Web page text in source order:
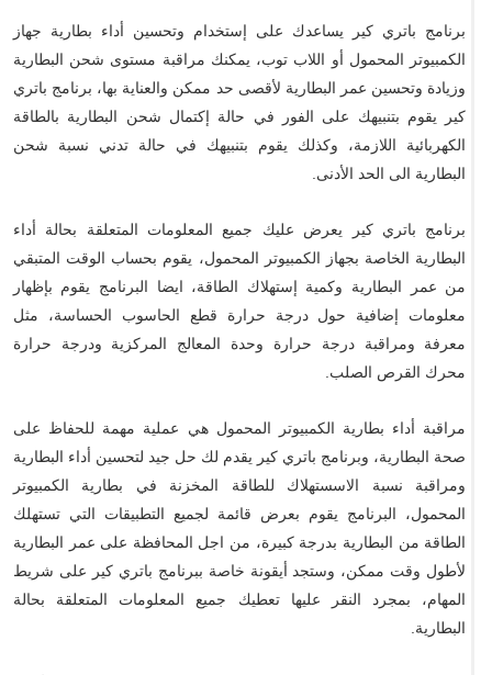
برنامج باتري كير يساعدك على إستخدام وتحسين أداء بطارية جهاز
الكمبيوتر المحمول أو اللاب توب، يمكنك مراقبة مستوى شحن البطارية
وزيادة وتحسين عمر البطارية لأقصى حد ممكن والعناية بها، برنامج باتري
كير يقوم بتنبيهك على الفور في حالة إكتمال شحن البطارية بالطاقة
الكهربائية اللازمة، وكذلك يقوم بتنبيهك في حالة تدني نسبة شحن
البطارية الى الحد الأدنى.
برنامج باتري كير يعرض عليك جميع المعلومات المتعلقة بحالة أداء
البطارية الخاصة بجهاز الكمبيوتر المحمول، يقوم بحساب الوقت المتبقي
من عمر البطارية وكمية إستهلاك الطاقة، ايضا البرنامج يقوم بإظهار
معلومات إضافية حول درجة حرارة قطع الحاسوب الحساسة، مثل
معرفة ومراقبة درجة حرارة وحدة المعالج المركزية ودرجة حرارة
محرك القرص الصلب.
مراقبة أداء بطارية الكمبيوتر المحمول هي عملية مهمة للحفاظ على
صحة البطارية، وبرنامج باتري كير يقدم لك حل جيد لتحسين أداء البطارية
ومراقبة نسبة الاسستهلاك للطاقة المخزنة في بطارية الكمبيوتر
المحمول، البرنامج يقوم بعرض قائمة لجميع التطبيقات التي تستهلك
الطاقة من البطارية بدرجة كبيرة، من اجل المحافظة على عمر البطارية
لأطول وقت ممكن، وستجد أيقونة خاصة ببرنامج باتري كير على شريط
المهام، بمجرد النقر عليها تعطيك جميع المعلومات المتعلقة بحالة
البطارية.